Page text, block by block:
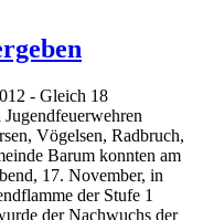
- Gleich 18
Vögelsen, Radbruch,
Barum konnten am
17. November, in
der Stufe 1
der Nachwuchs der